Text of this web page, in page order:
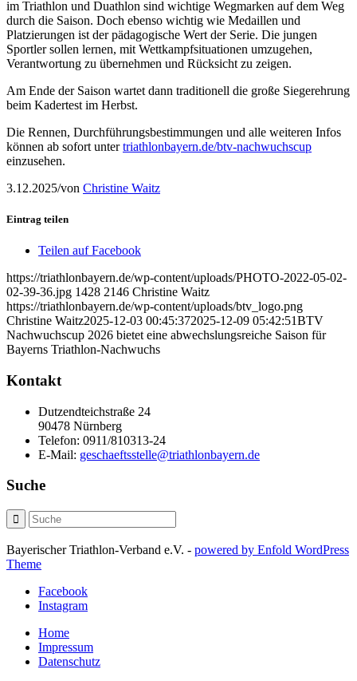
im Triathlon und Duathlon sind wichtige Wegmarken auf dem Weg
durch die Saison. Doch ebenso wichtig wie Medaillen und
Platzierungen ist der pädagogische Wert der Serie. Die jungen
Sportler sollen lernen, mit Wettkampfsituationen umzugehen,
Verantwortung zu übernehmen und Rücksicht zu zeigen.
Am Ende der Saison wartet dann traditionell die große Siegerehrung
beim Kadertest im Herbst.
Die Rennen, Durchführungsbestimmungen und alle weiteren Infos
können ab sofort untertriathlonbayern.de/btv-nachwuchscup
einzusehen.
3.12.2025/von Christine Waitz
Eintrag teilen
Teilen auf Facebook
https://triathlonbayern.de/wp-content/uploads/PHOTO-2022-05-02-
02-39-36.jpg 1428 2146 Christine Waitz
https://triathlonbayern.de/wp-content/uploads/btv_logo.png
Christine Waitz2025-12-03 00:45:372025-12-09 05:42:51BTV
Nachwuchscup 2026 bietet eine abwechslungsreiche Saison für
Bayerns Triathlon-Nachwuchs
Kontakt
Dutzendteichstraße 24
90478 Nürnberg
Telefon: 0911/810313-24
E-Mail: geschaeftsstelle@triathlonbayern.de
Suche
Bayerischer Triathlon-Verband e.V. - powered by Enfold WordPress
Theme
Facebook
Instagram
Home
Impressum
Datenschutz